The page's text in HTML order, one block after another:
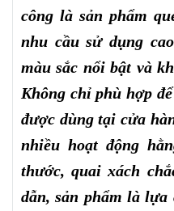
công là sản phẩm
nhu cầu sử dụng
màu sắc nổi bật và
Không chỉ phù hợp
được dùng tại cửa
nhiều hoạt động
thước, quai xách
dẫn, sản phẩm là lựa